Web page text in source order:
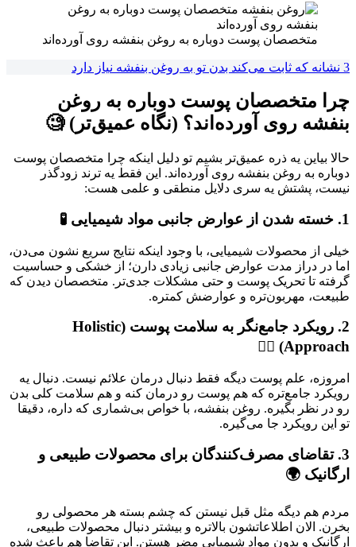
متخصصان پوست دوباره به روغن بنفشه روی آورده‌اند
3 نشانه که ثابت می‌کند بدن تو به روغن بنفشه نیاز دارد
چرا متخصصان پوست دوباره به روغن
بنفشه روی آورده‌اند؟ (نگاه عمیق‌تر) 🧐
حالا بیاین یه ذره عمیق‌تر بشیم تو دلیل اینکه چرا متخصصان پوست
دوباره به روغن بنفشه روی آورده‌اند. این فقط یه ترند زودگذر
نیست، پشتش یه سری دلایل منطقی و علمی هست:
1. خسته شدن از عوارض جانبی مواد شیمیایی 🧪
خیلی از محصولات شیمیایی، با وجود اینکه نتایج سریع نشون می‌دن،
اما در دراز مدت عوارض جانبی زیادی دارن؛ از خشکی و حساسیت
گرفته تا تحریک پوست و حتی مشکلات جدی‌تر. متخصصان دیدن که
طبیعت، مهربون‌تره و عوارضش کمتره.
2. رویکرد جامع‌نگر به سلامت پوست (Holistic
Approach) 🧘‍♀️
امروزه، علم پوست دیگه فقط دنبال درمان علائم نیست. دنبال یه
رویکرد جامع‌تره که هم پوست رو درمان کنه و هم سلامت کلی بدن
رو در نظر بگیره. روغن بنفشه، با خواص بی‌شماری که داره، دقیقا
تو این رویکرد جا می‌گیره.
3. تقاضای مصرف‌کنندگان برای محصولات طبیعی و
ارگانیک 🌍
مردم هم دیگه مثل قبل نیستن که چشم بسته هر محصولی رو
بخرن. الان اطلاعاتشون بالاتره و بیشتر دنبال محصولات طبیعی،
ارگانیک و بدون مواد شیمیایی مضر هستن. این تقاضا هم باعث شده